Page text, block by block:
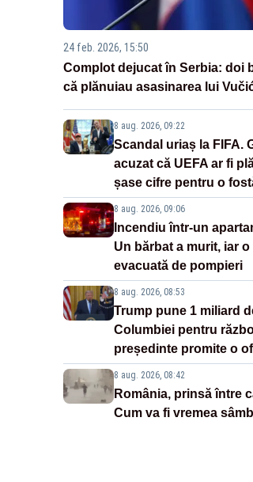
24 feb. 2026, 15:50
Complot dejucat în Serbia: doi
că plănuiau asasinarea lui
8 aug. 2026, 09:22
Scandal uriaș la FIFA.
acuzat că UEFA ar fi
șase cifre pentru o
8 aug. 2026, 09:06
Incendiu într-un
Un bărbat a murit, iar
evacuată de pompieri
8 aug. 2026, 08:53
Trump pune 1 miliard
Columbiei pentru
președinte promite o
8 aug. 2026, 08:42
România, prinsă între
Cum va fi vremea